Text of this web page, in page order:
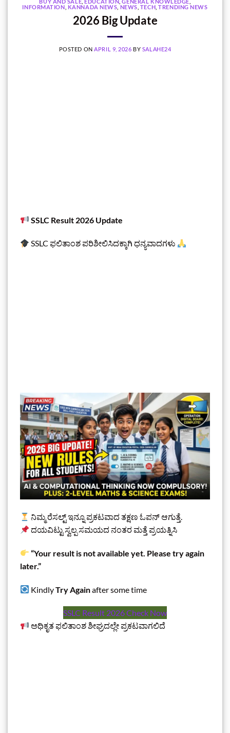
INFORMATION KANNADA NEWS ,NEWS TECH ,TRENDING NEWS
2026 Big Update
POSTED ON APRIL 9, 2026 BY SALAHE24
SSLC Result 2026 Update
SSLC ಫಲಿತಾಂಶ ಪರಿಶೀಲಿಸಿದಕ್ಕಾಗಿ ಧನ್ಯವಾದಗಳು
ನಿಮ್ಮ ರೆಸಲ್ಟ್‌ ಇನ್ನೂ ಪ್ರಕಟವಾದ ತಕ್ಷಣ ಓಪನ್‌ ಆಗುತ್ತೆ.
ದಯವಿಟ್ಟು ಸ್ವಲ್ಪ ಸಮಯದ ನಂತರ ಮತ್ತೆ ಪ್ರಯತ್ನಿಸಿ
“Your result is not available yet. Please try again
later.”
KindlyTry Againafter some time
SSLC Result 2026 Check Now
ಅಧಿಕೃತ ಫಲಿತಾಂಶ ಶೀಘ್ರದಲ್ಲೇ ಪ್ರಕಟವಾಗಲಿದೆ